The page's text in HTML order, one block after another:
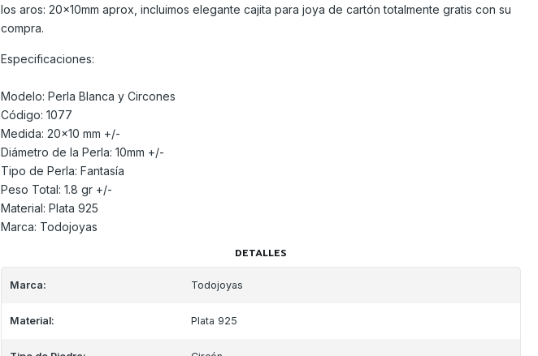
los aros: 20x10mm aprox, incluimos elegante cajita para joya de cartón totalmente gratis con su
compra.
Especificaciones:
Modelo: Perla Blanca y Circones
Código: 1077
Medida: 20x10 mm +/-
Diámetro de la Perla: 10mm +/-
Tipo de Perla: Fantasía
Peso Total: 1.8 gr +/-
Material: Plata 925
Marca: Todojoyas
DETALLES
Marca: Todojoyas
Material: Plata 925